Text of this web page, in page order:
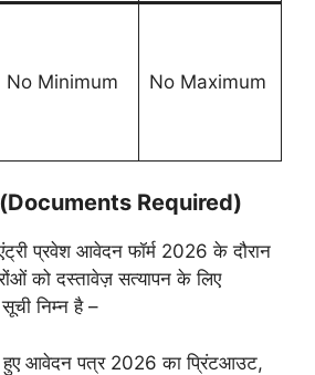
No Minimum No Maximum
Required)
प्रवेश आवेदन फॉर्म 2026 के दौरान
को दस्तावेज़ सत्यापन के लिए
निम्न है –
आवेदन पत्र 2026 का प्रिंटआउट,